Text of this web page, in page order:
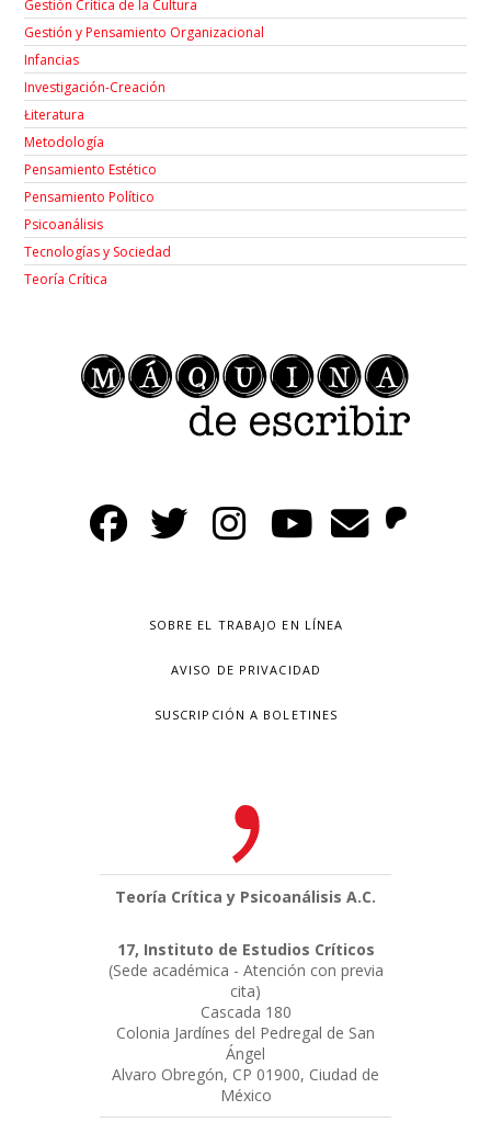
Gestión Crítica de la Cultura
Gestión y Pensamiento Organizacional
Infancias
Investigación-Creación
Łiteratura
Metodología
Pensamiento Estético
Pensamiento Político
Psicoanálisis
Tecnologías y Sociedad
Teoría Crítica
SOBRE EL TRABAJO EN LÍNEA
AVISO DE PRIVACIDAD
SUSCRIPCIÓN A BOLETINES
Teoría Crítica y Psicoanálisis A.C.
17, Instituto de Estudios Críticos
(Sede académica - Atención con previa
cita)
Cascada 180
Colonia Jardínes del Pedregal de San
Ángel
Alvaro Obregón, CP 01900, Ciudad de
México